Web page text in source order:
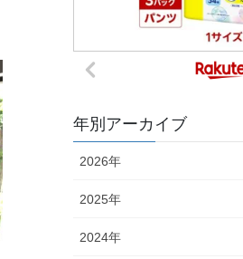
年別アーカイブ
2026年
2025年
2024年